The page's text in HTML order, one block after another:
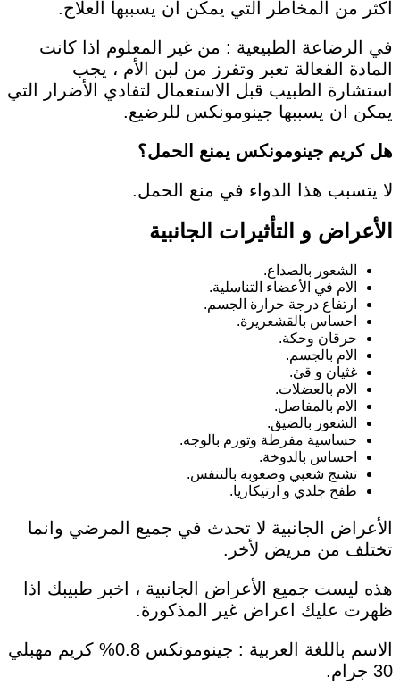
اكثر من المخاطر التي يمكن ان يسببها العلاج.
في الرضاعة الطبيعية : من غير المعلوم اذا كانت
المادة الفعالة تعبر وتفرز من لبن الأم ، يجب
استشارة الطبيب قبل الاستعمال لتفادي الأضرار التي
يمكن ان يسببها جينومونكس للرضيع.
هل كريم جينومونكس يمنع الحمل؟
لا يتسبب هذا الدواء في منع الحمل.
الأعراض و التأثيرات الجانبية
الشعور بالصداع.
الام في الأعضاء التناسلية.
ارتفاع درجة حرارة الجسم.
احساس بالقشعريرة.
حرقان وحكة.
الام بالجسم.
غثيان و قئ.
الام بالعضلات.
الام بالمفاصل.
الشعور بالضيق.
حساسية مفرطة وتورم بالوجه.
احساس بالدوخة.
تشنج شعبي وصعوبة بالتنفس.
طفح جلدي و ارتيكاريا.
الأعراض الجانبية لا تحدث في جميع المرضي وانما
تختلف من مريض لأخر.
هذه ليست جميع الأعراض الجانبية ، اخبر طبيبك اذا
ظهرت عليك اعراض غير المذكورة.
الاسم باللغة العربية : جينومونكس 0.8% كريم مهبلي
30 جرام.